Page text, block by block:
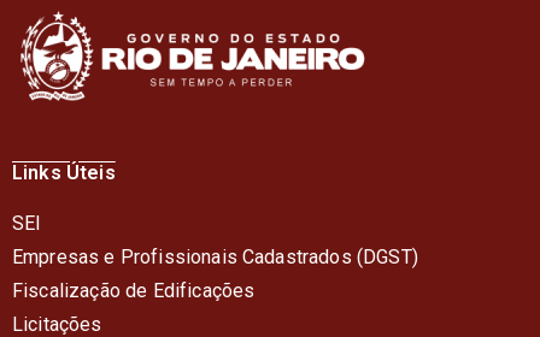
Links Úteis
SEI
Empresas e Profissionais Cadastrados (DGST)
Fiscalização de Edificações
Licitações